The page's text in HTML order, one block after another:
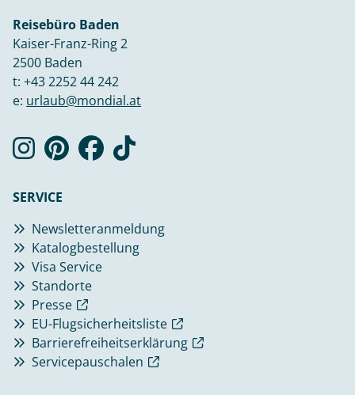
Reisebüro Baden
Kaiser-Franz-Ring 2
2500 Baden
t: +43 2252 44 242
e: urlaub@mondial.at
SERVICE
Newsletteranmeldung
Katalogbestellung
Visa Service
Standorte
Presse
EU-Flugsicherheitsliste
Barrierefreiheitserklärung
Servicepauschalen